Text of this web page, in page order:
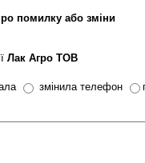
помилку або зміни
Лак Агро ТОВ
змінила телефон